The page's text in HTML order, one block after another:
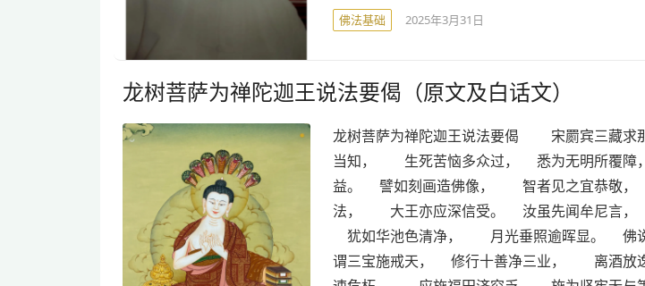
佛法基础 2025年3月31日
龙树菩萨为禅陀迦王说法要偈（原文及白话文）
龙树菩萨为禅陀迦王说法要偈 宋罽宾三藏求
当知， 生死苦恼多众过， 悉为无明所覆
益。 譬如刻画造佛像， 智者见之宜恭敬，
法， 大王亦应深信受。 汝虽先闻牟尼言，
犹如华池色清净， 月光垂照逾晖显。
谓三宝施戒天， 修行十善净三业， 离酒放